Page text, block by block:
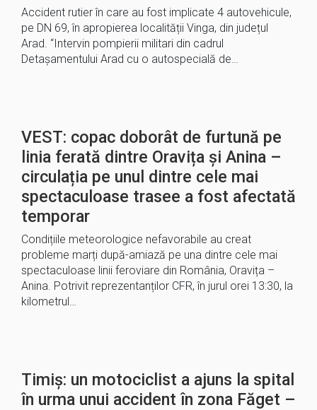
Accident rutier în care au fost implicate 4 autovehicule,
pe DN 69, în apropierea localității Vinga, din județul
Arad. “Intervin pompierii militari din cadrul
Detașamentului Arad cu o autospecială de…
VEST: copac doborât de furtună pe
linia ferată dintre Oravița și Anina –
circulația pe unul dintre cele mai
spectaculoase trasee a fost afectată
temporar
Condițiile meteorologice nefavorabile au creat
probleme marți după-amiază pe una dintre cele mai
spectaculoase linii feroviare din România, Oravița –
Anina. Potrivit reprezentanților CFR, în jurul orei 13:30, la
kilometrul…
Timiș: un motociclist a ajuns la spital
în urma unui accident în zona Făget –